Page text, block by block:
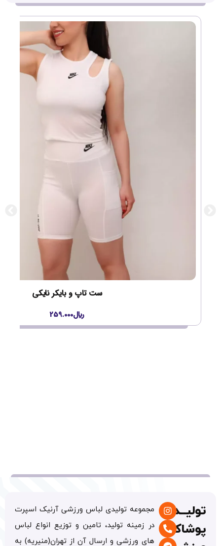
ست تاپ و بایکر نایکی
259.000
مجموعه تولیدی لباس ورزشی آرنیک اسپرت
در زمینه تولید، تامین و توزیع انواع لباس
های ورزشی و ارسال آن از تهران(منیریه) به